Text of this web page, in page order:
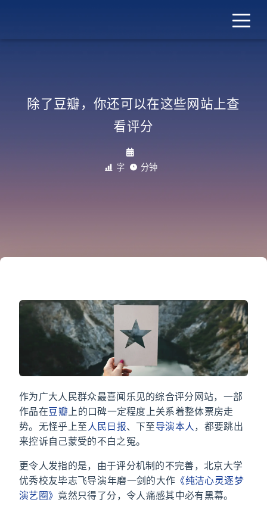
除了豆瓣，你还可以在这些网站上查
看评分
4.7k 字
15 分钟
作为广大人民群众最喜闻乐见的综合评分网站，一部
作品在豆瓣上的口碑一定程度上关系着整体票房走
势。无怪乎上至 人民日报、下至导演本人，都要跳出
来控诉自己蒙受的不白之冤。
更令人发指的是，由于评分机制的不完善，北京大学
优秀校友毕志飞导演 12 年磨一剑的大作 《纯洁心灵·逐梦
演艺圈》 竟然只得了 2.1 分，令人痛感其中必有黑幕。